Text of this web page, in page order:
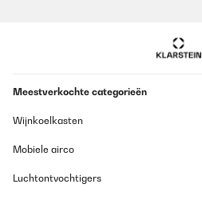
Meestverkochte categorieën
Wijnkoelkasten
Mobiele airco
Luchtontvochtigers